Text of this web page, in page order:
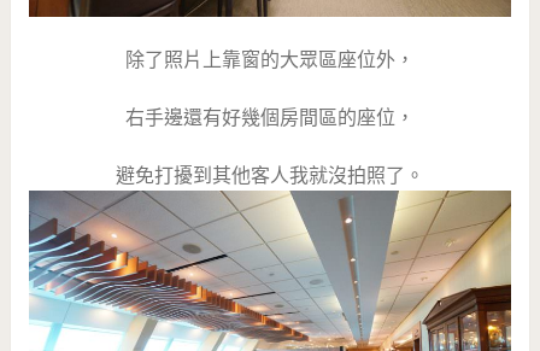
除了照片上靠窗的大眾區座位外，
右手邊還有好幾個房間區的座位，
避免打擾到其他客人我就沒拍照了。